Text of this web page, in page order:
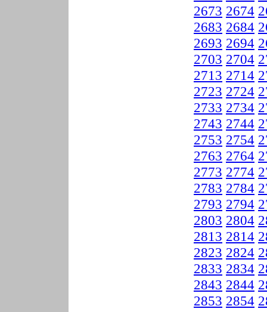
2673 2674
2683 2684
2693 2694
2703 2704
2713 2714
2723 2724
2733 2734
2743 2744
2753 2754
2763 2764
2773 2774
2783 2784
2793 2794
2803 2804
2813 2814
2823 2824
2833 2834
2843 2844
2853 2854